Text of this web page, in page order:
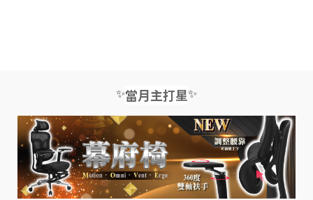
✨當月主打星✨